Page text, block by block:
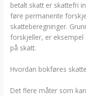
betalt skatt er skattefri
føre permanente
skatteberegninger.
forskjeller, er
på skatt.
Hvordan bokføres
Det flere måter som